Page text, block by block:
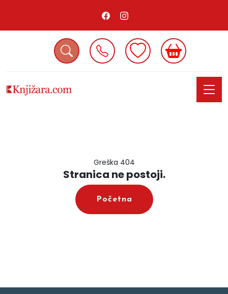
Greška 404
Stranica ne postoji.
Početna